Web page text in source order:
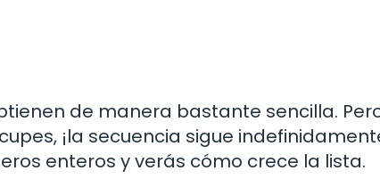
de manera bastante sencilla.
¡la secuencia sigue
enteros y verás cómo crece la lista.